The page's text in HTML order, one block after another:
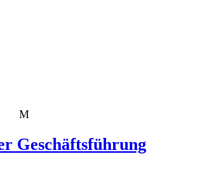
M
Geschäftsführung